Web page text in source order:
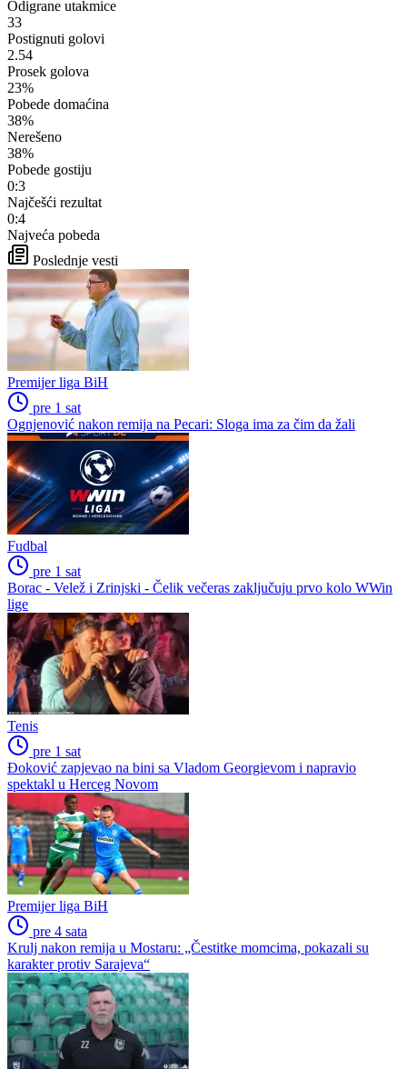
Odigrane utakmice
33
Postignuti golovi
2.54
Prosek golova
23%
Pobede domaćina
38%
Nerešeno
38%
Pobede gostiju
0:3
Najčešći rezultat
0:4
Najveća pobeda
Poslednje vesti
Premijer liga BiH
pre 1 sat
Ognjenović nakon remija na Pecari: Sloga ima za čim da žali
Fudbal
pre 1 sat
Borac - Velež i Zrinjski - Čelik večeras zaključuju prvo kolo WWin
lige
Tenis
pre 1 sat
Đoković zapjevao na bini sa Vladom Georgievom i napravio
spektakl u Herceg Novom
Premijer liga BiH
pre 4 sata
Krulj nakon remija u Mostaru: „Čestitke momcima, pokazali su
karakter protiv Sarajeva“